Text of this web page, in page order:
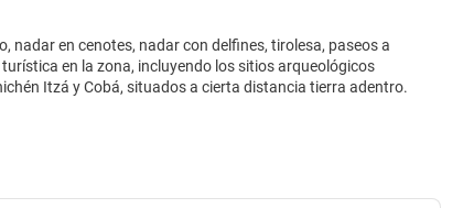
nadar en cenotes, nadar con delfines, tirolesa, paseos a
en la zona, incluyendo los sitios arqueológicos
Itzá y Cobá, situados a cierta distancia tierra adentro.